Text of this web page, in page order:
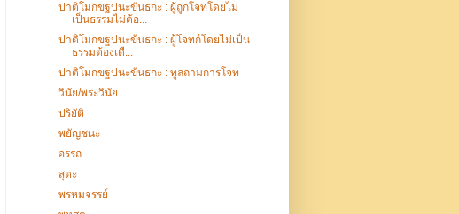
ปาติโมกขฐปนะขันธกะ : ผู้ถูกโจทโดยไม่
เป็นธรรมไม่ต้อ...
ปาติโมกขฐปนะขันธกะ : ผู้โจทก์โดยไม่เป็น
ธรรมต้องเดื...
ปาติโมกขฐปนะขันธกะ : ทูลถามการโจท
วินัย/พระวินัย
ปริยัติ
พยัญชนะ
อรรถ
สุตะ
พรหมจรรย์